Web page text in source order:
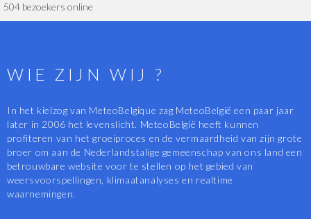
504 bezoekers online
WIE ZIJN WIJ ?
In het kielzog van MeteoBelgique zag MeteoBelgië een paar jaar
later in 2006 het levenslicht. MeteoBelgië heeft kunnen
profiteren van het groeiproces en de vermaardheid van zijn grote
broer om aan de Nederlandstalige gemeenschap van ons land een
betrouwbare website voor te stellen op het gebied van
weersvoorspellingen, klimaatanalyses en realtime
waarnemingen.